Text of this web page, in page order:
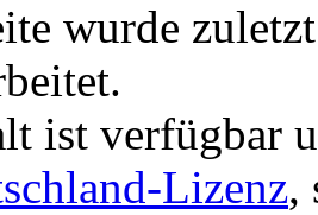
wurde
ist verfügbar
Lizenz,